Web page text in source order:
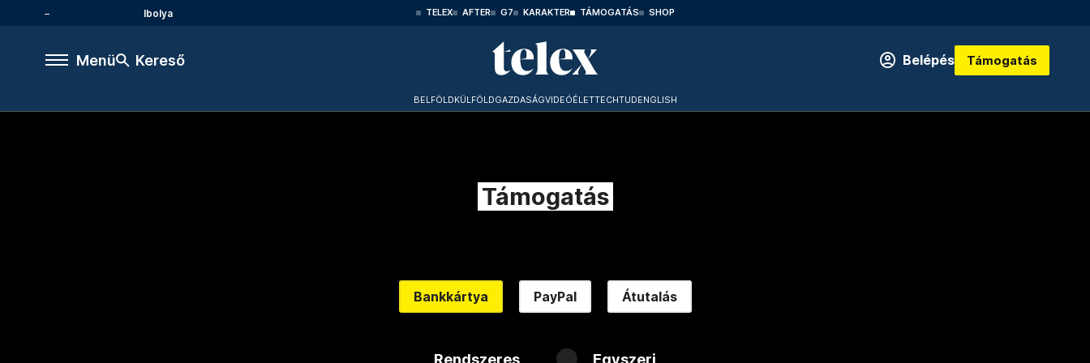
Ibolya TELEX AFTER G7 KARAKTER TÁMOGATÁS SHOP
Menü Kereső Belépés Támogatás
BELFÖLDKÜLFÖLDGAZDASÁGVIDEÓÉLETTECHTUDENGLISH
Támogatás
Bankkártya PayPal Átutalás
Rendszeres Egyszeri